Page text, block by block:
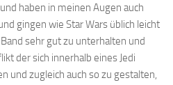
haben in meinen Augen auch
gingen wie Star Wars üblich leicht
sehr gut zu unterhalten und
der sich innerhalb eines Jedi
und zugleich auch so zu gestalten,